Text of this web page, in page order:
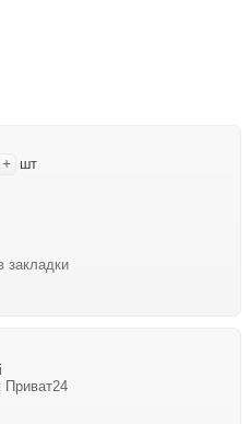
+ шт
закладки
Приват24